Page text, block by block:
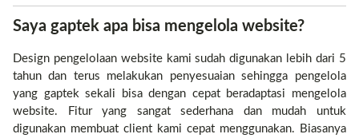
Saya gaptek apa bisa mengelola website?
Design pengelolaan website kami sudah digunakan lebih dari 5
tahun dan terus melakukan penyesuaian sehingga pengelola
yang gaptek sekali bisa dengan cepat beradaptasi mengelola
website. Fitur yang sangat sederhana dan mudah untuk
digunakan membuat client kami cepat menggunakan. Biasanya